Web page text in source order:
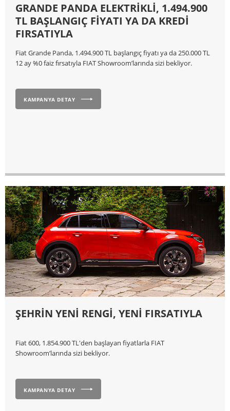
GRANDE PANDA ELEKTRİKLİ, 1.494.900
TL BAŞLANGIÇ FİYATI YA DA KREDİ
FIRSATIYLA
Fiat Grande Panda, 1.494.900 TL başlangıç fiyatı ya da 250.000 TL
12 ay %0 faiz fırsatıyla FIAT Showroom’larında sizi bekliyor.
KAMPANYA DETAY
ŞEHRİN YENİ RENGİ, YENİ FIRSATIYLA
Fiat 600, 1.854.900 TL'den başlayan fiyatlarla FIAT
Showroom’larında sizi bekliyor.
KAMPANYA DETAY